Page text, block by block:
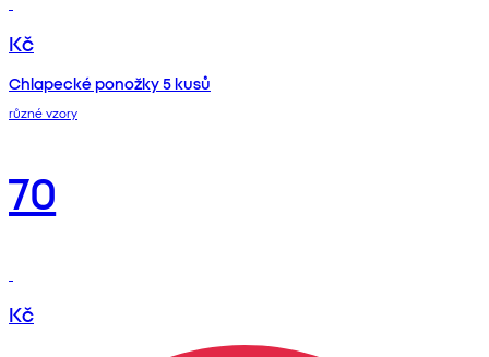
Kč
Chlapecké ponožky 5 kusů
různé vzory
70
Kč